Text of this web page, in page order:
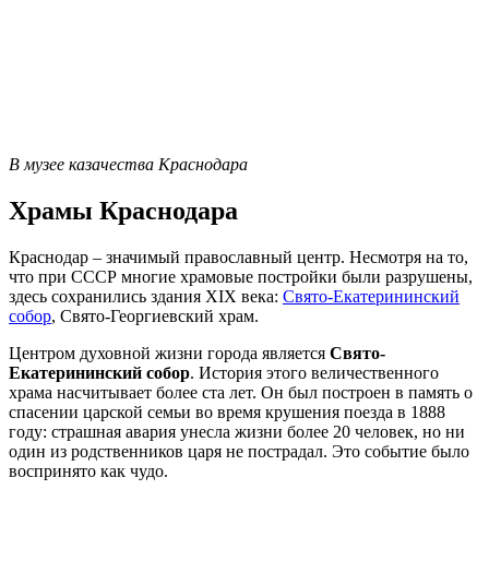
В музее казачества Краснодара
Храмы Краснодара
Краснодар – значимый православный центр. Несмотря на то,
что при СССР многие храмовые постройки были разрушены,
здесь сохранились здания XIX века: Свято-Екатерининский
собор, Свято-Георгиевский храм.
Центром духовной жизни города является Свято-
Екатерининский собор. История этого величественного
храма насчитывает более ста лет. Он был построен в память о
спасении царской семьи во время крушения поезда в 1888
году: страшная авария унесла жизни более 20 человек, но ни
один из родственников царя не пострадал. Это событие было
воспринято как чудо.